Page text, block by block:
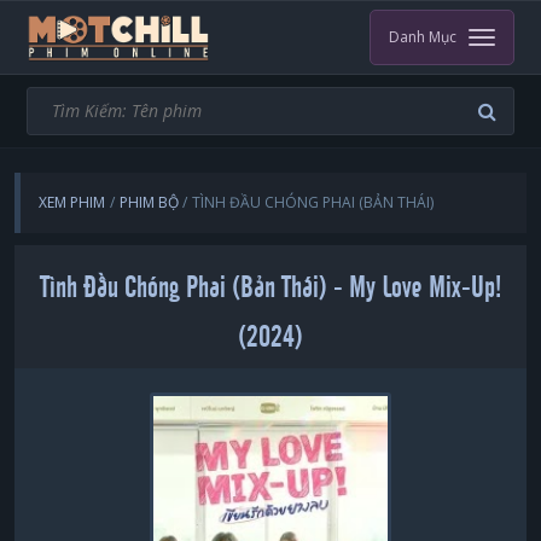
Danh Mục
XEM PHIM PHIM BỘ TÌNH ĐẦU CHÓNG PHAI (BẢN THÁI)
Tình Đầu Chóng Phai (Bản Thái) - My Love Mix-Up!
(2024)